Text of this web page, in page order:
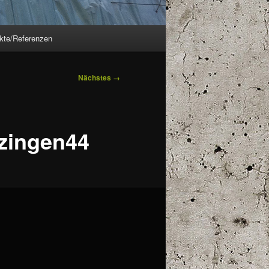
Referenzen
Nächstes →